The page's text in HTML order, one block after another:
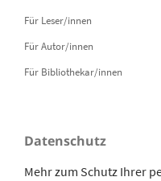
Für Leser/innen
Für Autor/innen
Für Bibliothekar/innen
Datenschutz
Mehr zum Schutz Ihrer